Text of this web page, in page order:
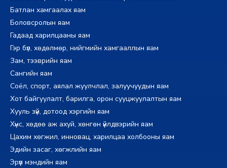
Батлан хамгаалах яам
Боловсролын яам
Гадаад харилцааны яам
Гэр бүл, хөдөлмөр, нийгмийн хамгааллын яам
Зам, тээврийн яам
Сангийн яам
Соёл, спорт, аялал жуулчлал, залуучуудын яам
Хот байгуулалт, барилга, орон сууцжуулалтын яам
Хууль зүй, дотоод хэргийн яам
Хүнс, хөдөө аж ахуй, хөнгөн үйлдвэрийн яам
Цахим хөгжил, инновац, харилцаа холбооны яам
Эдийн засаг, хөгжлийн яам
Эрүүл мэндийн яам